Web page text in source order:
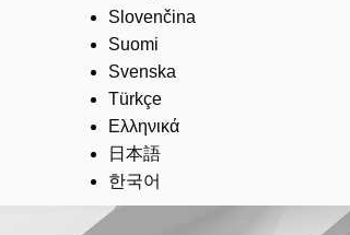
Slovenčina
Suomi
Svenska
Türkçe
Ελληνικά
日本語
한국어